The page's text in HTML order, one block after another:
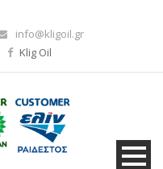
info@kligoil.gr
Klig Oil